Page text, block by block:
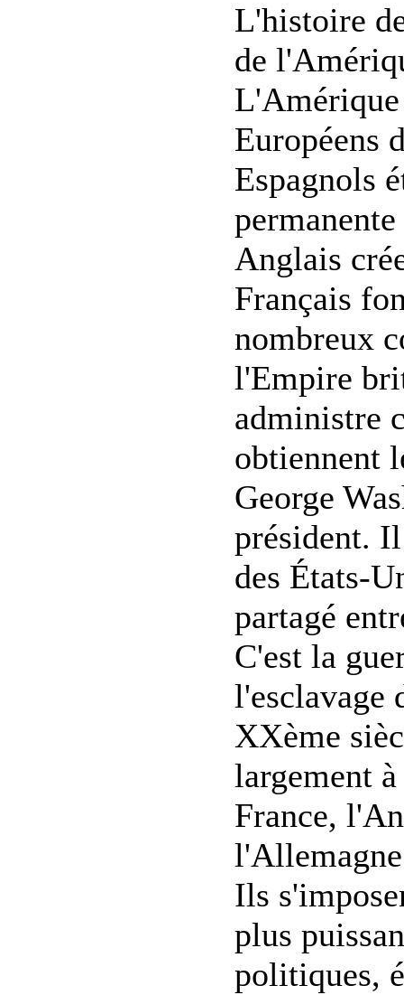
L'histoire
de
Européens
Espagnols
Anglais
Français
nombreux
l'Empire
administre
obtiennent
George
président.
des États-
partagé
C'est la
l'esclavage
XXème
largement
France,
Ils
plus
politiques,